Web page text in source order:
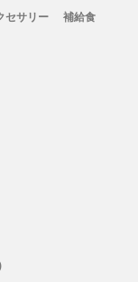
セサリー
補給食